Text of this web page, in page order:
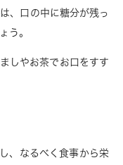
、口の中に糖分が残っ
う。
しやお茶でお口をすす
、なるべく食事から栄